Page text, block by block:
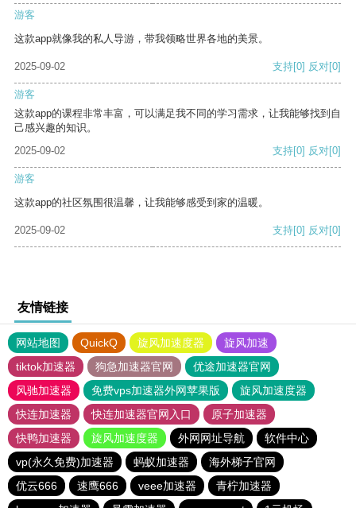
游客
这款app就像我的私人导游，带我领略世界各地的美景。
2025-09-02 支持[0] 反对[0]
游客
这款app的课程非常丰富，可以满足我不同的学习需求，让我能够找到自
己感兴趣的知识。
2025-09-02
支持[0] 反对[0]
游客
这款app的社区氛围很温馨，让我能够感受到家的温暖。
2025-09-02 支持[0] 反对[0]
友情链接
网站地图 QuickQ 旋风加速度器
旋风加速
tiktok加速器
狗急加速器官网
优途加速器官网
风驰加速器
免费vps加速器外网苹果版
旋风加速度器
快连加速器
快连加速器官网入口
原子加速器
快鸭加速器
旋风加速度器 外网网址导航
软件中心
vp(永久免费)加速器
蚂蚁加速器
海外梯子官网
优云666
速鹰666 veee加速器
青柠加速器